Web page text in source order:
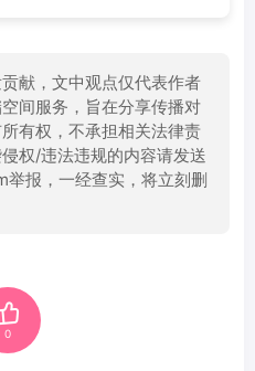
献，文中观点仅代表作者
间服务，旨在分享传播对
有权，不承担相关法律责
权/违法违规的内容请发送
报，一经查实，将立刻删
0